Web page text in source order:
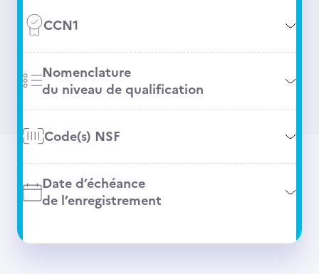
CCN1
Nomenclature
du niveau de qualification
Code(s) NSF
Date d’échéance
de l’enregistrement